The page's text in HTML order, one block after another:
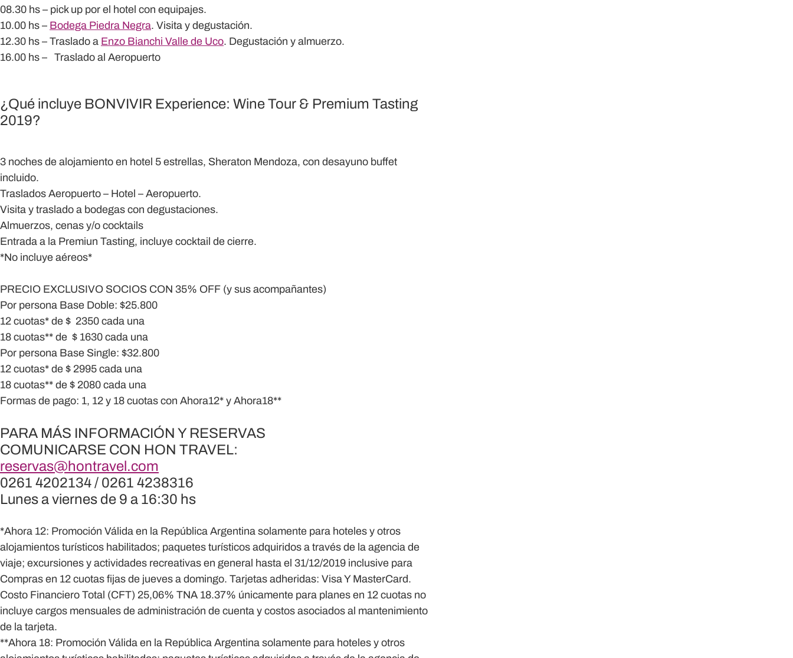
08.30 hs – pick up por el hotel con equipajes.
10.00 hs – Bodega Piedra Negra. Visita y degustación.
12.30 hs – Traslado a Enzo Bianchi Valle de Uco. Degustación y almuerzo.
16.00 hs – Traslado al Aeropuerto
¿Qué incluye BONVIVIR Experience: Wine Tour & Premium Tasting
2019?
3 noches de alojamiento en hotel 5 estrellas, Sheraton Mendoza, con desayuno buffet
incluido.
Traslados Aeropuerto – Hotel – Aeropuerto.
Visita y traslado a bodegas con degustaciones.
Almuerzos, cenas y/o cocktails
Entrada a la Premiun Tasting, incluye cocktail de cierre.
*No incluye aéreos*
PRECIO EXCLUSIVO SOCIOS CON 35% OFF (y sus acompañantes)
Por persona Base Doble: $25.800
12 cuotas* de $ 2350 cada una
18 cuotas** de $ 1630 cada una
Por persona Base Single: $32.800
12 cuotas* de $ 2995 cada una
18 cuotas** de $ 2080 cada una
Formas de pago: 1, 12 y 18 cuotas con Ahora12* y Ahora18**
PARA MÁS INFORMACIÓN Y RESERVAS
COMUNICARSE CON HON TRAVEL:
reservas@hontravel.com
0261 4202134 / 0261 4238316
Lunes a viernes de 9 a 16:30 hs
*Ahora 12: Promoción Válida en la República Argentina solamente para hoteles y otros
alojamientos turísticos habilitados; paquetes turísticos adquiridos a través de la agencia de
viaje; excursiones y actividades recreativas en general hasta el 31/12/2019 inclusive para
Compras en 12 cuotas fijas de jueves a domingo. Tarjetas adheridas: Visa Y MasterCard.
Costo Financiero Total (CFT) 25,06% TNA 18.37% únicamente para planes en 12 cuotas no
incluye cargos mensuales de administración de cuenta y costos asociados al mantenimiento
de la tarjeta.
**Ahora 18: Promoción Válida en la República Argentina solamente para hoteles y otros